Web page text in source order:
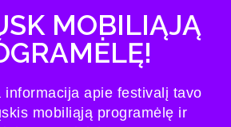
MOBILIĄJĄ
informacija apie festivalį tavo
mobiliąją programėlę ir